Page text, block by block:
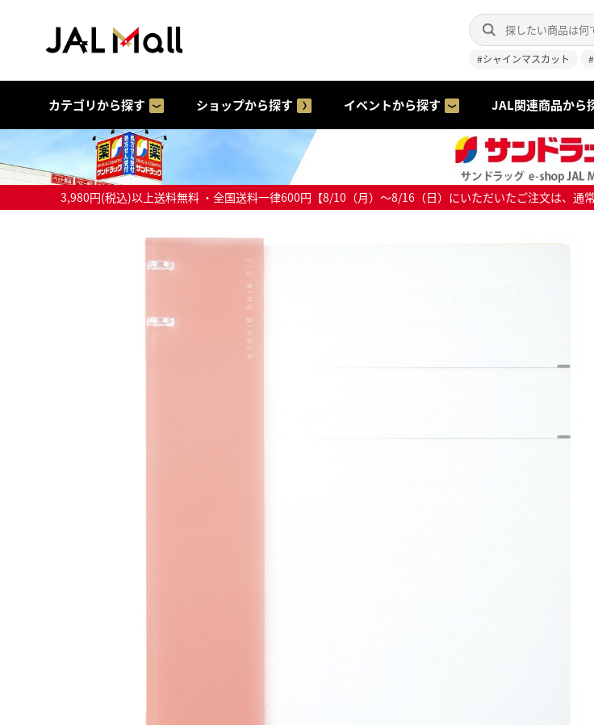
#シャインマスカット
カテゴリから探す ショップから探す イベントから探す JAL関連商品から
3,980円(税込)以上送料無料 ・全国送料一律600円【8/10（月）～8/16（日）にいただいたご注文は、通